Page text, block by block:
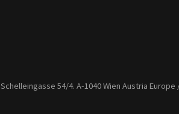
Schelleingasse 54/4. A-1040 Wien Austria